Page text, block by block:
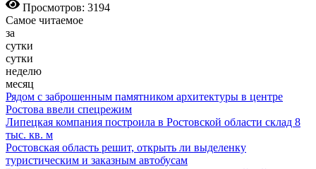
Просмотров: 3194
Самое читаемое
за
сутки
сутки
неделю
месяц
Рядом с заброшенным памятником архитектуры в центре
Ростова ввели спецрежим
Липецкая компания построила в Ростовской области склад 8
тыс. кв. м
Ростовская область решит, открыть ли выделенку
туристическим и заказным автобусам